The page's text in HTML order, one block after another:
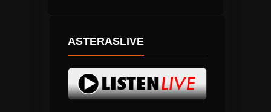
ASTERASLIVE